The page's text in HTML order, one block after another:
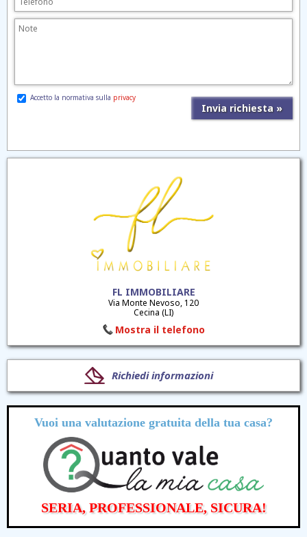
Accetto la normativa sulla privacy
FL IMMOBILIARE
Via Monte Nevoso, 120
Cecina (LI)
Mostra il telefono
Richiedi informazioni
Vuoi una valutazione gratuita della tua casa?
SERIA, PROFESSIONALE, SICURA!